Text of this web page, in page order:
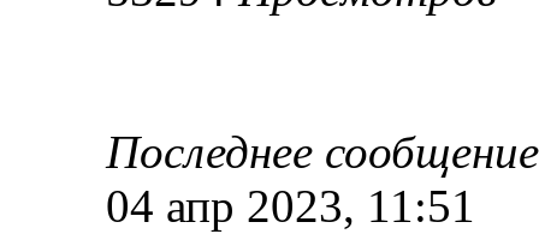
Последнее
04 апр 2023, 11:51